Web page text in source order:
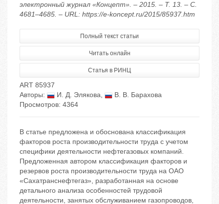
электронный журнал «Концепт». – 2015. – Т. 13. – С.
4681–4685. – URL: https://e-koncept.ru/2015/85937.htm
Полный текст статьи
Читать онлайн
Статья в РИНЦ
ART 85937
Авторы:
И. Д. Элякова,
В. В. Барахова
Просмотров: 4364
В статье предложена и обоснована классификация
факторов роста производительности труда с учетом
специфики деятельности нефтегазовых компаний.
Предложенная автором классификация факторов и
резервов роста производительности труда на ОАО
«Сахатранснефтегаз», разработанная на основе
детального анализа особенностей трудовой
деятельности, занятых обслуживанием газопроводов,